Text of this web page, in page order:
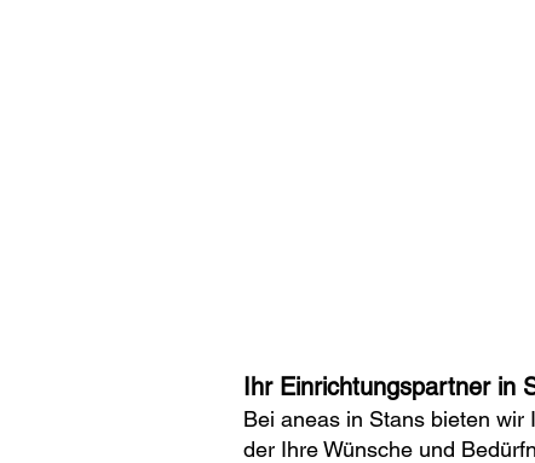
Ihr Einrichtungspartner in
Bei aneas in Stans bieten wir
der Ihre Wünsche und